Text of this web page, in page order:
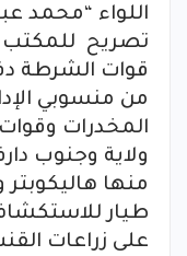
اللواء “محمد
تصريح للمكتب
قوات الشرطة
من منسوبي
المخدرات
منها
طيار
على زراعات